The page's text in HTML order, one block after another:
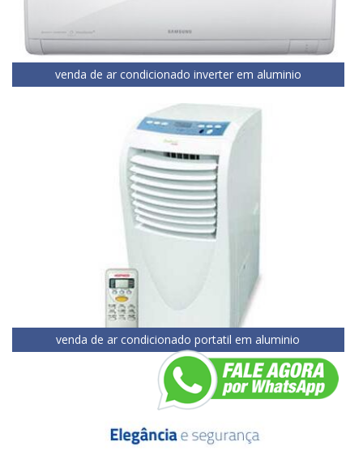
venda de ar condicionado inverter em aluminio
venda de ar condicionado portatil em aluminio